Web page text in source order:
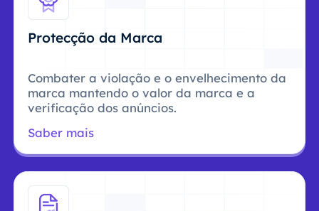
Protecção da Marca
Combater a violação e o envelhecimento da
marca mantendo o valor da marca e a
verificação dos anúncios.
Saber mais